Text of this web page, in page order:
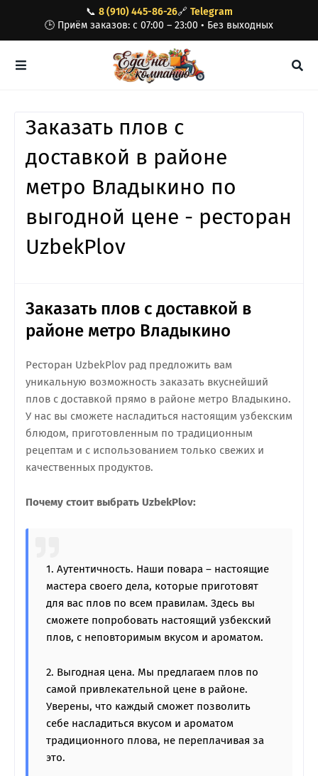
📞 8 (910) 445-86-26🔗 Telegram
🕒 Приём заказов: с 07:00 – 23:00 • Без выходных
Заказать плов с
доставкой в районе
метро Владыкино по
выгодной цене - ресторан
UzbekPlov
Заказать плов с доставкой в
районе метро Владыкино
Ресторан UzbekPlov рад предложить вам
уникальную возможность заказать вкуснейший
плов с доставкой прямо в районе метро Владыкино.
У нас вы сможете насладиться настоящим узбекским
блюдом, приготовленным по традиционным
рецептам и с использованием только свежих и
качественных продуктов.
Почему стоит выбрать UzbekPlov:
1. Аутентичность. Наши повара – настоящие
мастера своего дела, которые приготовят
для вас плов по всем правилам. Здесь вы
сможете попробовать настоящий узбекский
плов, с неповторимым вкусом и ароматом.
2. Выгодная цена. Мы предлагаем плов по
самой привлекательной цене в районе.
Уверены, что каждый сможет позволить
себе насладиться вкусом и ароматом
традиционного плова, не переплачивая за
это.